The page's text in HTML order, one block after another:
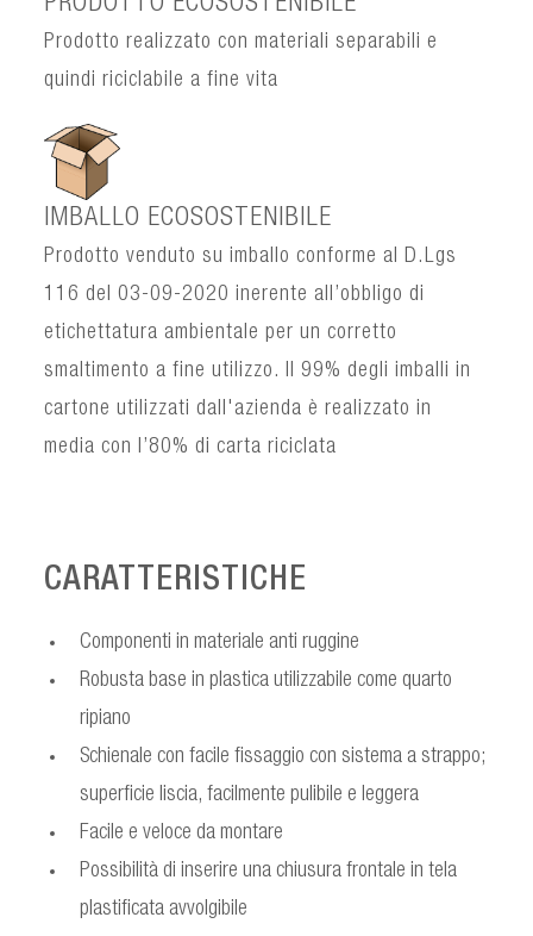
PRODOTTO ECOSOSTENIBILE
Prodotto realizzato con materiali separabili e
quindi riciclabile a fine vita
IMBALLO ECOSOSTENIBILE
Prodotto venduto su imballo conforme al D.Lgs
116 del 03-09-2020 inerente all’obbligo di
etichettatura ambientale per un corretto
smaltimento a fine utilizzo. Il 99% degli imballi in
cartone utilizzati dall'azienda è realizzato in
media con l’80% di carta riciclata
CARATTERISTICHE
Componenti in materiale anti ruggine
Robusta base in plastica utilizzabile come quarto
ripiano
Schienale con facile fissaggio con sistema a strappo;
superficie liscia, facilmente pulibile e leggera
Facile e veloce da montare
Possibilità di inserire una chiusura frontale in tela
plastificata avvolgibile